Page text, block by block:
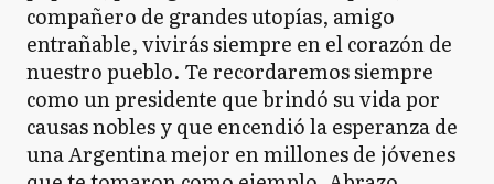
compañero de grandes utopías, amigo
entrañable, vivirás siempre en el corazón de
nuestro pueblo. Te recordaremos siempre
como un presidente que brindó su vida por
causas nobles y que encendió la esperanza de
una Argentina mejor en millones de jóvenes